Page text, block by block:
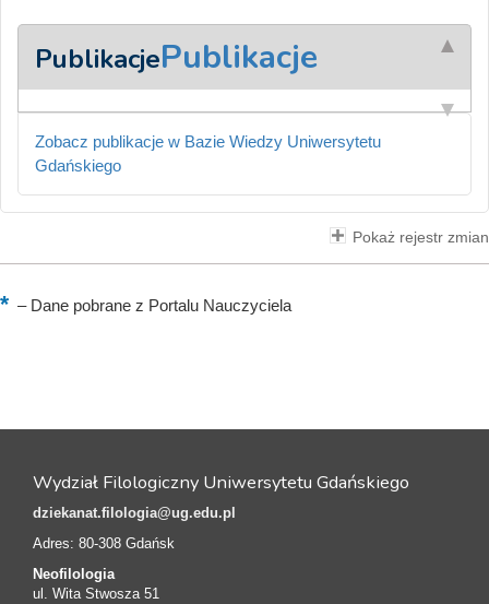
PublikacjePublikacje
Zobacz publikacje w Bazie Wiedzy Uniwersytetu
Gdańskiego
Pokaż rejestr zmian
–Dane pobrane z Portalu Nauczyciela
Wydział Filologiczny Uniwersytetu Gdańskiego
dziekanat.filologia@ug.edu.pl
Adres: 80-308 Gdańsk
Neofilologia
ul. Wita Stwosza 51